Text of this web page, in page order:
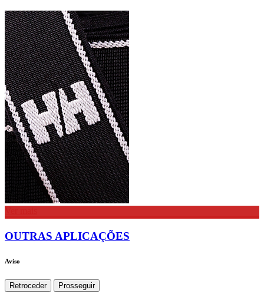
OUTRAS APLICAÇÕES
Aviso
Retroceder Prosseguir